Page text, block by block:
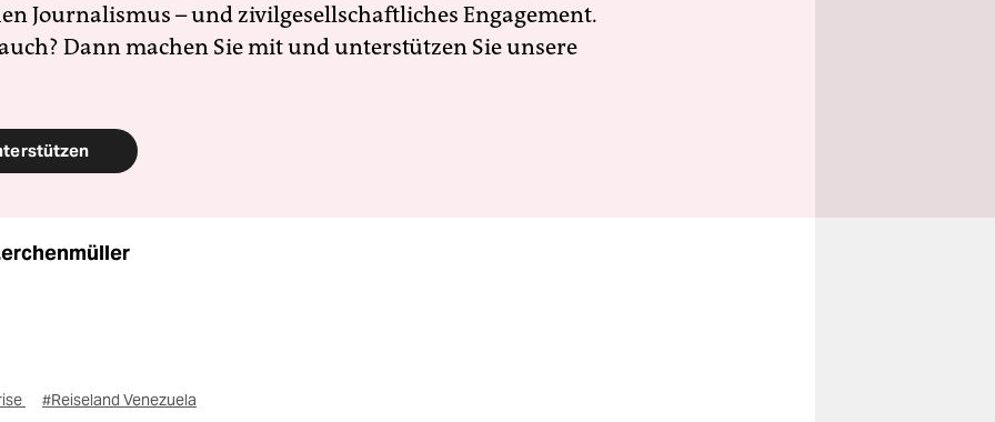
Journalismus – und zivilgesellschaftliches Engagement.
Dann machen Sie mit und unterstützen Sie unsere
#Reiseland Venezuela